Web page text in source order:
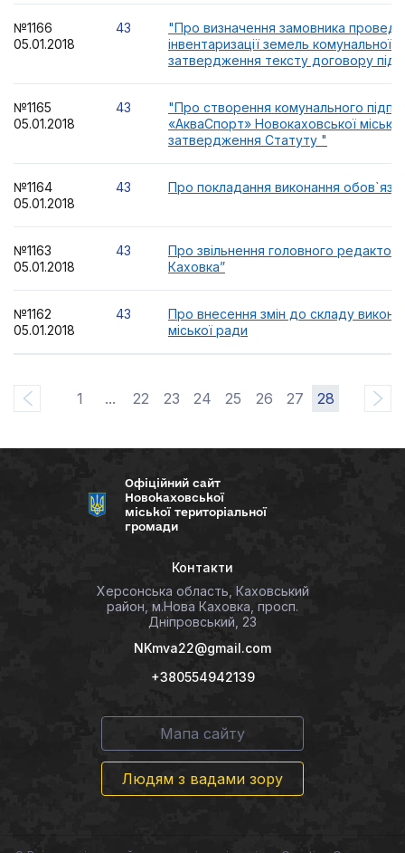
№1166
05.01.2018
43
"Про визначення замовника
інвентаризації земель комунальної
затвердження тексту договору
№1165
05.01.2018
43
"Про створення комунального
«АкваСпорт» Новокаховської
затвердження Статуту "
№1164
05.01.2018
43 Про покладання виконання
№1163
05.01.2018
43
Про звільнення головного
Каховка”
№1162
05.01.2018
43
Про внесення змін до складу
міської ради
1 ... 22 23 24 25 26 27 28
Офіційний сайт
Новокаховської
міської територіальної
громади
Контакти
Херсонська область, Каховський
район, м.Нова Каховка, просп.
Дніпровський, 23
NKmva22@gmail.com
+380554942139
Мапа сайту
Людям з вадами зору